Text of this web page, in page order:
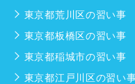
東京都荒川区の習い事
東京都板橋区の習い事
東京都稲城市の習い事
東京都江戸川区の習い